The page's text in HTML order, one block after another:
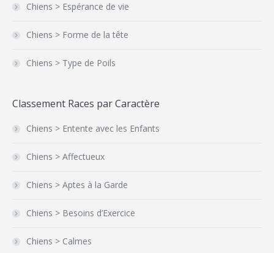
Chiens > Espérance de vie
Chiens > Forme de la tête
Chiens > Type de Poils
Classement Races par Caractère
Chiens > Entente avec les Enfants
Chiens > Affectueux
Chiens > Aptes à la Garde
Chiens > Besoins d’Exercice
Chiens > Calmes